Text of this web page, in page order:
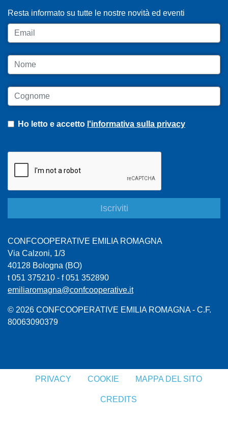
Resta informato su tutte le nostre novità ed eventi
Email
Nome
Cognome
Ho letto e accetto l'informativa sulla privacy
CONFCOOPERATIVE EMILIA ROMAGNA
Via Calzoni, 1/3
40128 Bologna (BO)
t 051 375210 - f 051 352890
emiliaromagna@confcooperative.it
© 2026 CONFCOOPERATIVE EMILIA ROMAGNA - C.F.
80063090379
PRIVACY COOKIE MAPPA DEL SITO
CREDITS